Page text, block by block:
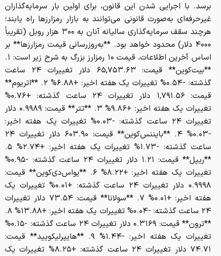
برسد. با اجرایی شدن این قانون، برای اولین بار سرمایه‌گذاران
غیرحرفه‌ای به‌صورت قانونی می‌توانند به بازار رمزارزها راه یابند؛
هرچند سقف سرمایه‌گذاری سالیانه آنان به ۳۰۰ هزار روبل (تقریباً
۴۰۰۰ دلار) محدود خواهد بود. **به‌روزرسانی قیمت رمزارزها** بر
اساس آخرین اطلاعات، قیمت ۱۰ رمزارز بزرگ به شرح زیر است: ۱.
**بیت‌کوین** قیمت: ۶۵,۷۵۳.۶۳ دلار تغییرات ۲۴ ساعت
گذشته: -۰.۵۴% تغییرات یک هفته اخیر: +۶.۸۸% ۲. **اتریوم**
قیمت: ۱,۷۹۱.۵۶ دلار تغییرات ۲۴ ساعت گذشته: +۰.۷۶%
تغییرات یک هفته اخیر: +۹.۸۶% ۳. **تتر** قیمت: ۰.۹۹۸۹ دلار
تغییرات ۲۴ ساعت گذشته: -۰.۰۳% تغییرات یک هفته اخیر:
-۰.۰۳% ۴. **بایننس‌کوین** قیمت: ۶۰۳.۹۰ دلار تغییرات ۲۴
ساعت گذشته: -۱.۷۳% تغییرات یک هفته اخیر: +۲.۷۴% ۵.
**ریپل** قیمت: ۱.۲۱ دلار تغییرات ۲۴ ساعت گذشته: -۰.۹۵%
تغییرات یک هفته اخیر: +۸.۲۲% ۶. **یواس‌دی‌کوین** قیمت:
۰.۹۹۹۸ دلار تغییرات ۲۴ ساعت گذشته: +۰.۰۱% تغییرات یک
هفته اخیر: +۰.۰۱% ۷. **سولانا** قیمت: ۷۳.۵۴ دلار تغییرات
۲۴ ساعت گذشته: -۰.۰۴% تغییرات یک هفته اخیر: +۱۳.۸۸% ۸.
**ترون** قیمت: ۰.۳۱۶۹ دلار تغییرات ۲۴ ساعت گذشته: -۰.۱۵%
تغییرات یک هفته اخیر: -۱.۴۴% ۹. **هایپرلیکویید** قیمت:
۷۴.۷۱ دلار تغییرات ۲۴ ساعت گذشته: +۸.۲۵% تغییرات یک